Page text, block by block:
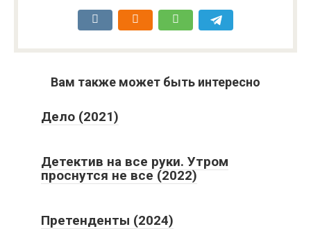
Вам также может быть интересно
Дело (2021)
Детектив на все руки. Утром
проснутся не все (2022)
Претенденты (2024)